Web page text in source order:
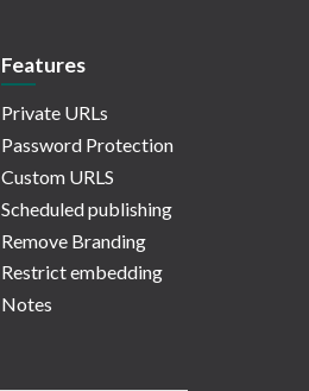
Features
Private URLs
Password Protection
Custom URLS
Scheduled publishing
Remove Branding
Restrict embedding
Notes